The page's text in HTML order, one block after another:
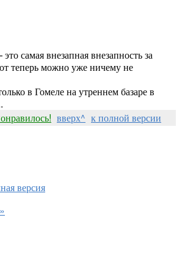
самая внезапная внезапность за
теперь можно уже ничему не
в Гомеле на утреннем базаре в
вверх^ к полной версии
версия